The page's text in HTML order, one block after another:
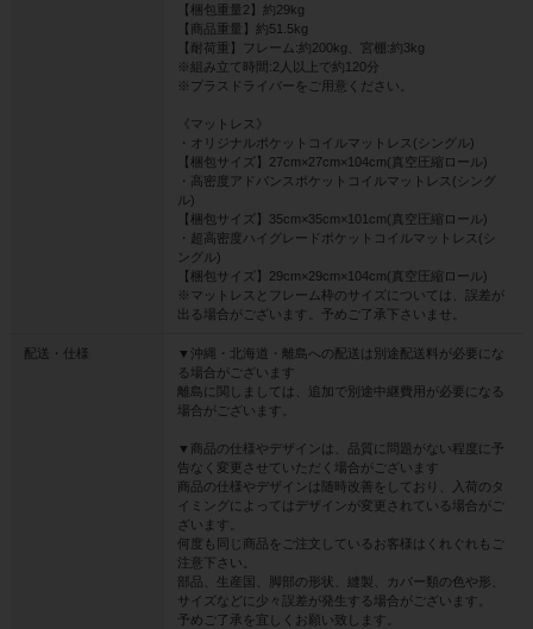
【梱包重量2】約29kg
【商品重量】約51.5kg
【耐荷重】フレーム:約200kg、宮棚:約3kg
※組み立て時間:2人以上で約120分
※プラスドライバーをご用意ください。
《マットレス》
・オリジナルポケットコイルマットレス(シングル)
【梱包サイズ】27cm×27cm×104cm(真空圧縮ロール)
・高密度アドバンスポケットコイルマットレス(シング
ル)
【梱包サイズ】35cm×35cm×101cm(真空圧縮ロール)
・超高密度ハイグレードポケットコイルマットレス(シ
ングル)
【梱包サイズ】29cm×29cm×104cm(真空圧縮ロール)
※マットレスとフレーム枠のサイズについては、誤差が
出る場合がございます。予めご了承下さいませ。
配送・仕様
▼沖縄・北海道・離島への配送は別途配送料が必要にな
る場合がございます
離島に関しましては、追加で別途中継費用が必要になる
場合がございます。
▼商品の仕様やデザインは、品質に問題がない程度に予
告なく変更させていただく場合がございます
商品の仕様やデザインは随時改善をしており、入荷のタ
イミングによってはデザインが変更されている場合がご
ざいます。
何度も同じ商品をご注文しているお客様はくれぐれもご
注意下さい。
部品、生産国、脚部の形状、縫製、カバー類の色や形、
サイズなどに少々誤差が発生する場合がございます。
予めご了承を宜しくお願い致します。